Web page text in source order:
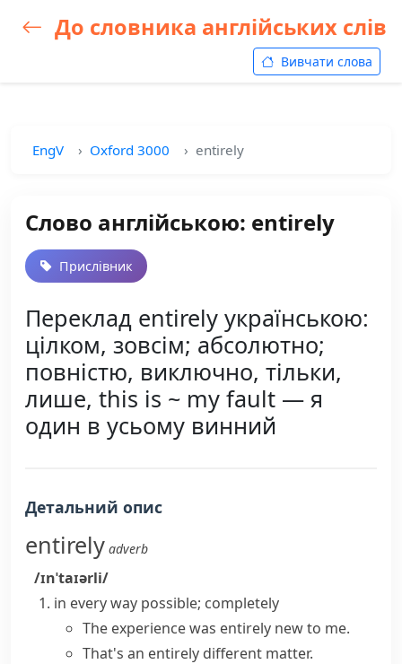
До словника англійських слів
Вивчати слова
EngV Oxford 3000 entirely
Слово англійською: entirely
Прислівник
Переклад entirely українською:
цілком, зовсім; абсолютно;
повністю, виключно, тільки,
лише, this is ~ my fault — я
один в усьому винний
Детальний опис
entirely adverb
/ɪnˈtaɪərli/
in every way possible; completely
The experience was entirely newto me.
That's an entirely different matter.